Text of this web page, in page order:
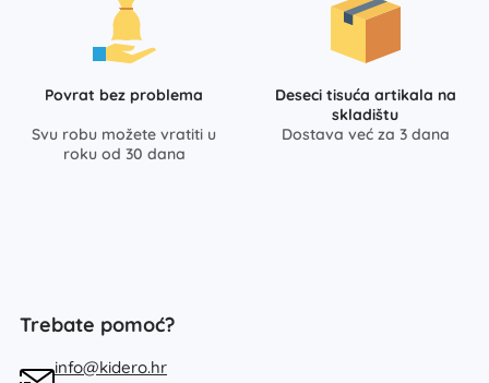
Povrat bez problema
Svu robu možete vratiti u
roku od 30 dana
Deseci tisuća artikala na
skladištu
Dostava već za 3 dana
Trebate pomoć?
info@kidero.hr